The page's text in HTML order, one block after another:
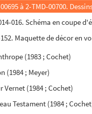
à 2-TMD-00700.
016. Schéma en coupe
Maquette de décor en
(1983 ; Cochet)
(1984 ; Meyer)
Vernet (1984 ; Cochet)
Testament (1984 ;